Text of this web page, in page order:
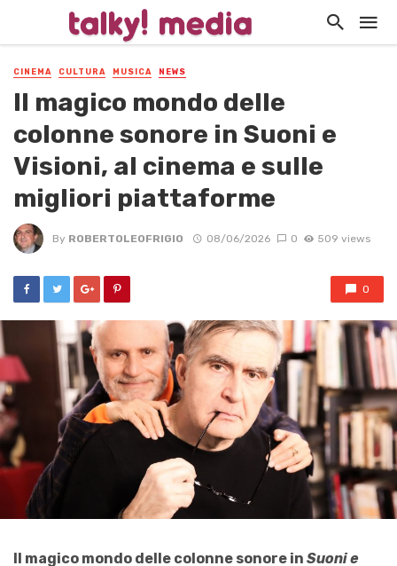
CINEMA CULTURA MUSICA NEWS
Il magico mondo delle
colonne sonore in Suoni e
Visioni, al cinema e sulle
migliori piattaforme
By ROBERTOLEOFRIGIO 08/06/2026 0 509 views
0
Il magico mondo delle colonne sonore in Suoni e